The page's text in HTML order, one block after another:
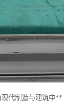
代制造与建筑中**